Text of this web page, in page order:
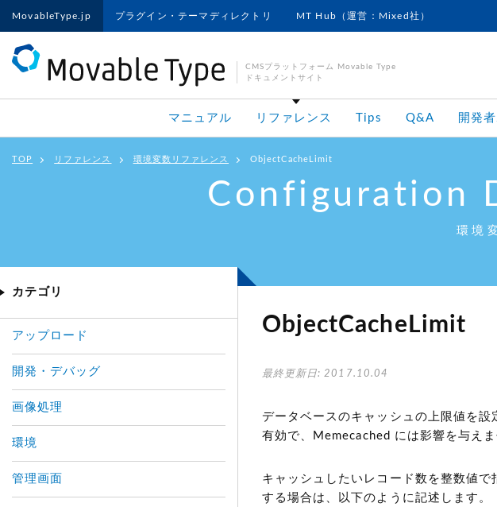
MovableType.jp プラグイン・テーマディレクトリ MT Hub（運営：Mixed社）
CMSプラットフォーム Movable Type
ドキュメントサイト
マニュアル リファレンス Tips Q&A 開発
TOP リファレンス 環境変数リファレンス ObjectCacheLimit
Configuration
環境
ObjectCacheLimit
最終更新日: 2017.10.04
データベースのキャッシュの上限値を
有効で、Memecached には影響を与えま
キャッシュしたいレコード数を整数値
する場合は、以下のように記述します。
カテゴリ
アップロード
開発・デバッグ
画像処理
環境
管理画面